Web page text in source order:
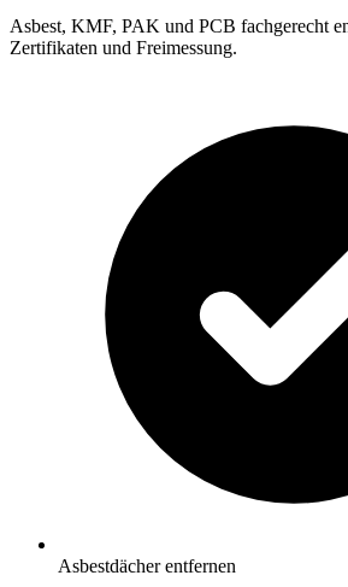
Asbest, KMF, PAK und PCB fachgerecht
Zertifikaten und Freimessung.
Asbestdächer entfernen